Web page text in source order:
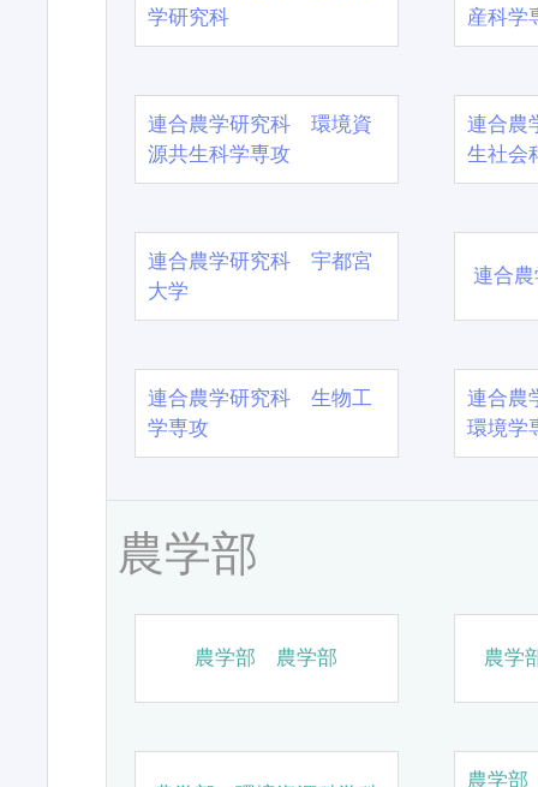
学研究科
産科学
連合農学研究科 環境資
源共生科学専攻
連合農
生社会
連合農学研究科 宇都宮
大学
連合
連合農学研究科 生物工
学専攻
連合農
環境学
農学部
農学部 農学部 農学
農学